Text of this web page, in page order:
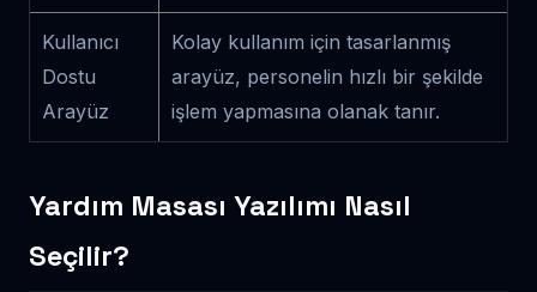
Kullanıcı
Dostu
Arayüz
Kolay kullanım için tasarlanmış
arayüz, personelin hızlı bir şekilde
işlem yapmasına olanak tanır.
Yardım Masası Yazılımı Nasıl
Seçilir?